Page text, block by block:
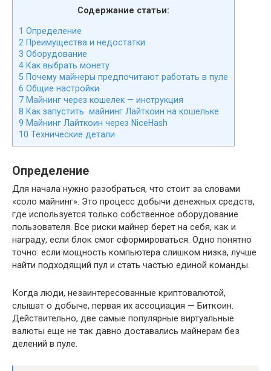
Содержание статьи:
1 Определение
2 Преимущества и недостатки
3 Оборудование
4 Как выбрать монету
5 Почему майнеры предпочитают работать в пуле
6 Общие настройки
7 Майнинг через кошелек — инструкция
8 Как запустить майнинг Лайткоин на кошельке
9 Майнинг Лайткоин через NiceHash
10 Технические детали
Определение
Для начала нужно разобраться, что стоит за словами
«соло майнинг». Это процесс добычи денежных средств,
где используется только собственное оборудование
пользователя. Все риски майнер берет на себя, как и
награду, если блок смог сформироваться. Одно понятно
точно: если мощность компьютера слишком низка, лучше
найти подходящий пул и стать частью единой команды.
Когда люди, незаинтересованные криптовалютой,
слышат о добыче, первая их ассоциация — Биткоин.
Действительно, две самые популярные виртуальные
валюты еще не так давно доставались майнерам без
делений в пуле.